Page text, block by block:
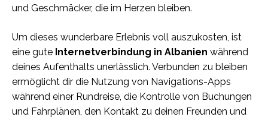
und Geschmäcker, die im Herzen bleiben.
Um dieses wunderbare Erlebnis voll auszukosten, ist
eine gute Internetverbindung in Albanien während
deines Aufenthalts unerlässlich. Verbunden zu bleiben
ermöglicht dir die Nutzung von Navigations-Apps
während einer Rundreise, die Kontrolle von Buchungen
und Fahrplänen, den Kontakt zu deinen Freunden und